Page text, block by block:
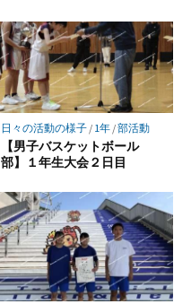
日々の活動の様子/ 1年/部活動
【男子バスケットボール
部】１年生大会２日目